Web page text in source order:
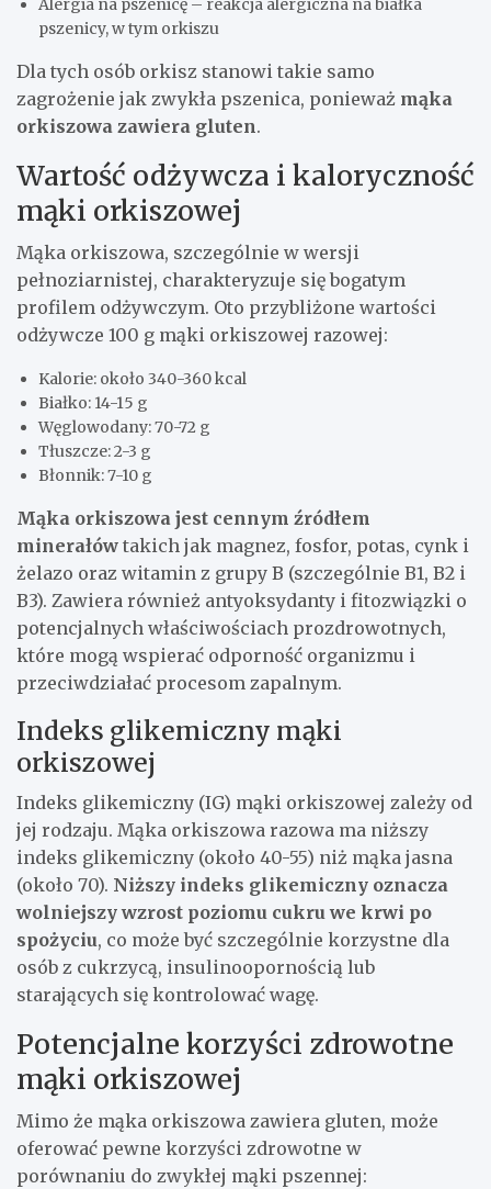
Alergia na pszenicę – reakcja alergiczna na białka
pszenicy, w tym orkiszu
Dla tych osób orkisz stanowi takie samo
zagrożenie jak zwykła pszenica, ponieważ mąka
orkiszowa zawiera gluten.
Wartość odżywcza i kaloryczność
mąki orkiszowej
Mąka orkiszowa, szczególnie w wersji
pełnoziarnistej, charakteryzuje się bogatym
profilem odżywczym. Oto przybliżone wartości
odżywcze 100 g mąki orkiszowej razowej:
Kalorie: około 340-360 kcal
Białko: 14-15 g
Węglowodany: 70-72 g
Tłuszcze: 2-3 g
Błonnik: 7-10 g
Mąka orkiszowa jest cennym źródłem
minerałów takich jak magnez, fosfor, potas, cynk i
żelazo oraz witamin z grupy B (szczególnie B1, B2 i
B3). Zawiera również antyoksydanty i fitozwiązki o
potencjalnych właściwościach prozdrowotnych,
które mogą wspierać odporność organizmu i
przeciwdziałać procesom zapalnym.
Indeks glikemiczny mąki
orkiszowej
Indeks glikemiczny (IG) mąki orkiszowej zależy od
jej rodzaju. Mąka orkiszowa razowa ma niższy
indeks glikemiczny (około 40-55) niż mąka jasna
(około 70). Niższy indeks glikemiczny oznacza
wolniejszy wzrost poziomu cukru we krwi po
spożyciu, co może być szczególnie korzystne dla
osób z cukrzycą, insulinoopornością lub
starających się kontrolować wagę.
Potencjalne korzyści zdrowotne
mąki orkiszowej
Mimo że mąka orkiszowa zawiera gluten, może
oferować pewne korzyści zdrowotne w
porównaniu do zwykłej mąki pszennej: